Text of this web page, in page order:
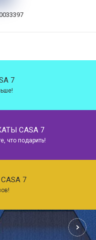
7
CASA 7
что подарить!
7